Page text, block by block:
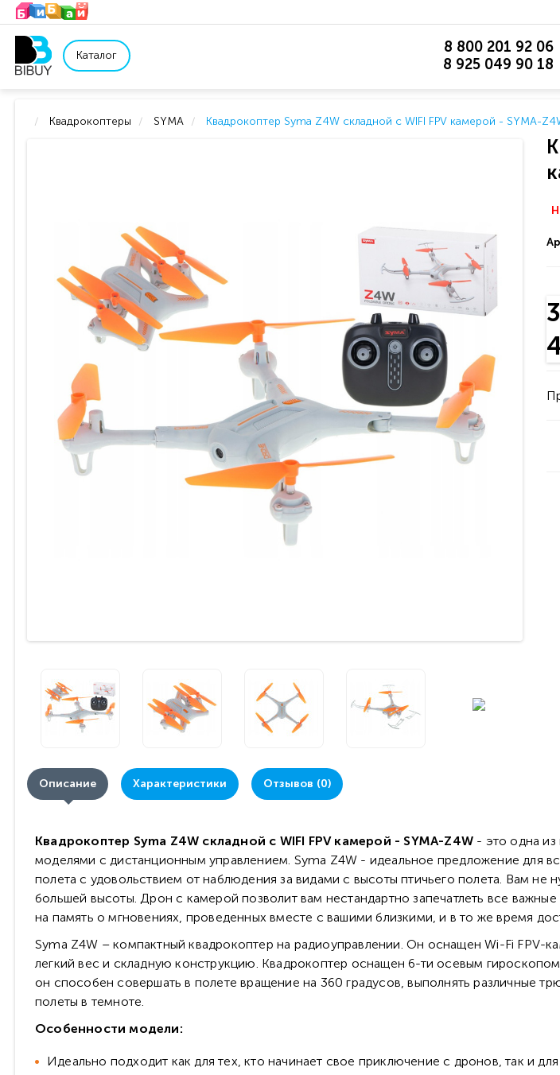
Каталог
8 800 201 92 06
8 925 049 90 18
Квадрокоптеры SYMA Квадрокоптер Syma Z4W складной с WIFI FPV камерой - SYMA-
3
Описание Характеристики Отзывов (0)
Квадрокоптер Syma Z4W складной с WIFI FPV камерой - SYMA-Z4W - это одна
моделями с дистанционным управлением. Syma Z4W - идеальное предложение для
полета с удовольствием от наблюдения за видами с высоты птичьего полета. Вам
большей высоты. Дрон с камерой позволит вам нестандартно запечатлеть все
на память о мгновениях, проведенных вместе с вашими близкими, и в то же время
Syma Z4W – компактный квадрокоптер на радиоуправлении. Он оснащен Wi-Fi
легкий вес и складную конструкцию. Квадрокоптер оснащен 6-ти осевым
он способен совершать в полете вращение на 360 градусов, выполнять различные
полеты в темноте.
Особенности модели:
Идеально подходит как для тех, кто начинает свое приключение с дронов, так и